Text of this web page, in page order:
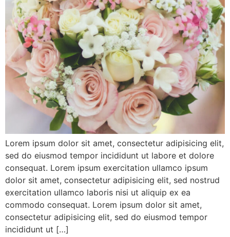
Lorem ipsum dolor sit amet, consectetur adipisicing elit,
sed do eiusmod tempor incididunt ut labore et dolore
consequat. Lorem ipsum exercitation ullamco ipsum
dolor sit amet, consectetur adipisicing elit, sed nostrud
exercitation ullamco laboris nisi ut aliquip ex ea
commodo consequat. Lorem ipsum dolor sit amet,
consectetur adipisicing elit, sed do eiusmod tempor
incididunt ut […]